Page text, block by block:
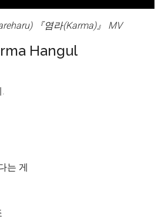
『염라(Karma)』 MV
Hangul
는 게